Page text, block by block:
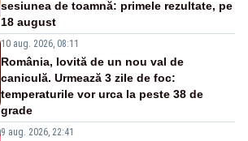
sesiunea de toamnă: primele rezultate, pe
18 august
10 aug. 2026, 08:11
România, lovită de un nou val de
caniculă. Urmează 3 zile de foc:
temperaturile vor urca la peste 38 de
grade
9 aug. 2026, 22:41